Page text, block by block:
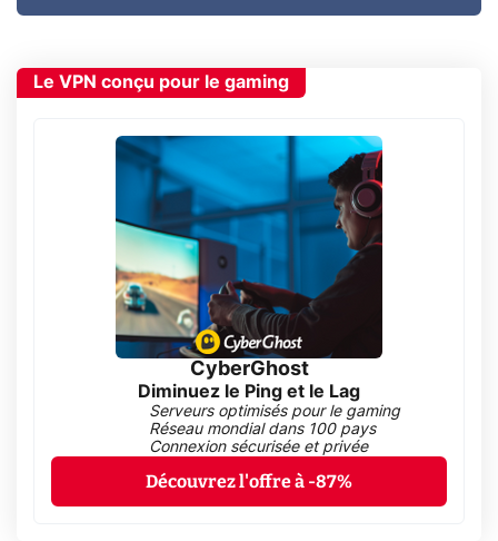
Le VPN conçu pour le gaming
CyberGhost
Diminuez le Ping et le Lag
Serveurs optimisés pour le gaming
Réseau mondial dans 100 pays
Connexion sécurisée et privée
Découvrez l'offre à -87%